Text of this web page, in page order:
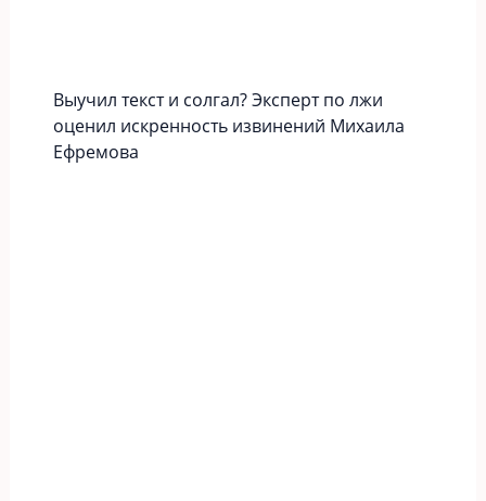
Выучил текст и солгал? Эксперт по лжи
оценил искренность извинений Михаила
Ефремова